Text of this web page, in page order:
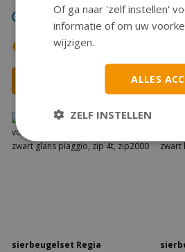
Verzending na 1-2
werkdagen
€125,61
gts
sierbeugelset Regia
Of ga naar 'zelf instellen'
informatie of om uw
wijzigen.
ALLES
ZELF INSTELLEN